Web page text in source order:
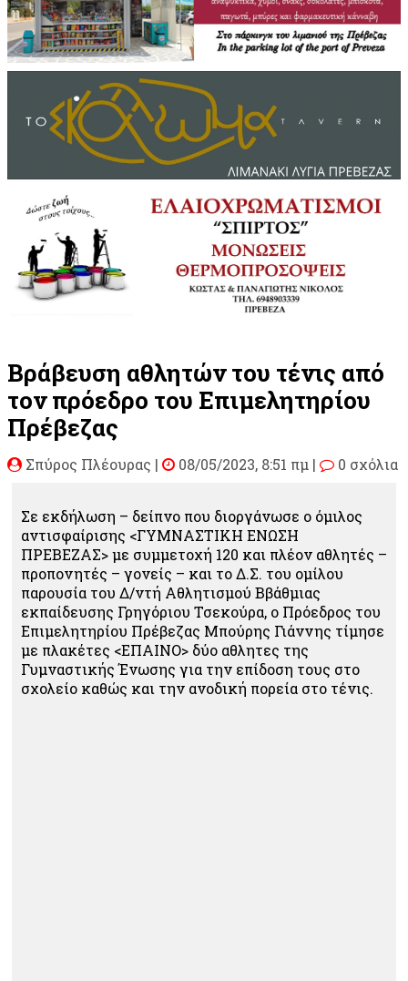
Βράβευση αθλητών του τένις από
τον πρόεδρο του Επιμελητηρίου
Πρέβεζας
Σπύρος Πλέουρας | 08/05/2023, 8:51 πμ | 0 σχόλια
Σε εκδήλωση – δείπνο που διοργάνωσε ο όμιλος
αντισφαίρισης <ΓΥΜΝΑΣΤΙΚΗ ΕΝΩΣΗ
ΠΡΕΒΕΖΑΣ> με συμμετοχή 120 και πλέον αθλητές –
προπονητές – γονείς – και το Δ.Σ. του ομίλου
παρουσία του Δ/ντή Αθλητισμού Ββάθμιας
εκπαίδευσης Γρηγόριου Τσεκούρα, ο Πρόεδρος του
Επιμελητηρίου Πρέβεζας Μπούρης Γιάννης τίμησε
με πλακέτες <ΕΠΑΙΝΟ> δύο αθλητες της
Γυμναστικής Ένωσης για την επίδοση τους στο
σχολείο καθώς και την ανοδική πορεία στο τένις.